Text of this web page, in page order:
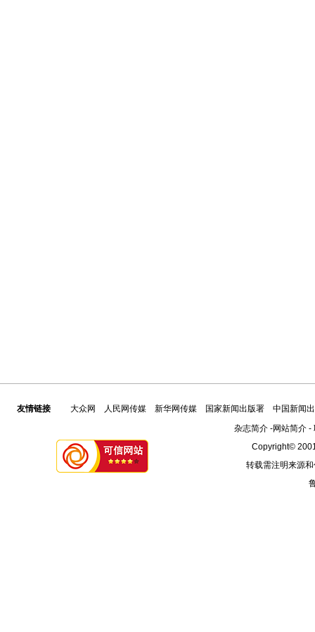
友情链接 大众网 人民网传媒 新华网传媒 国家新闻出版署
中国新闻
杂志简介-网站简介-
Copyright©
转载需注明来源